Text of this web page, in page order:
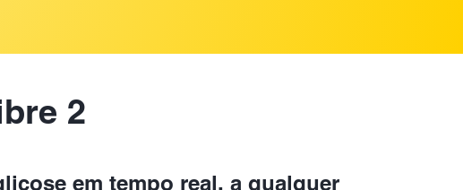
2
em tempo real, a qualquer